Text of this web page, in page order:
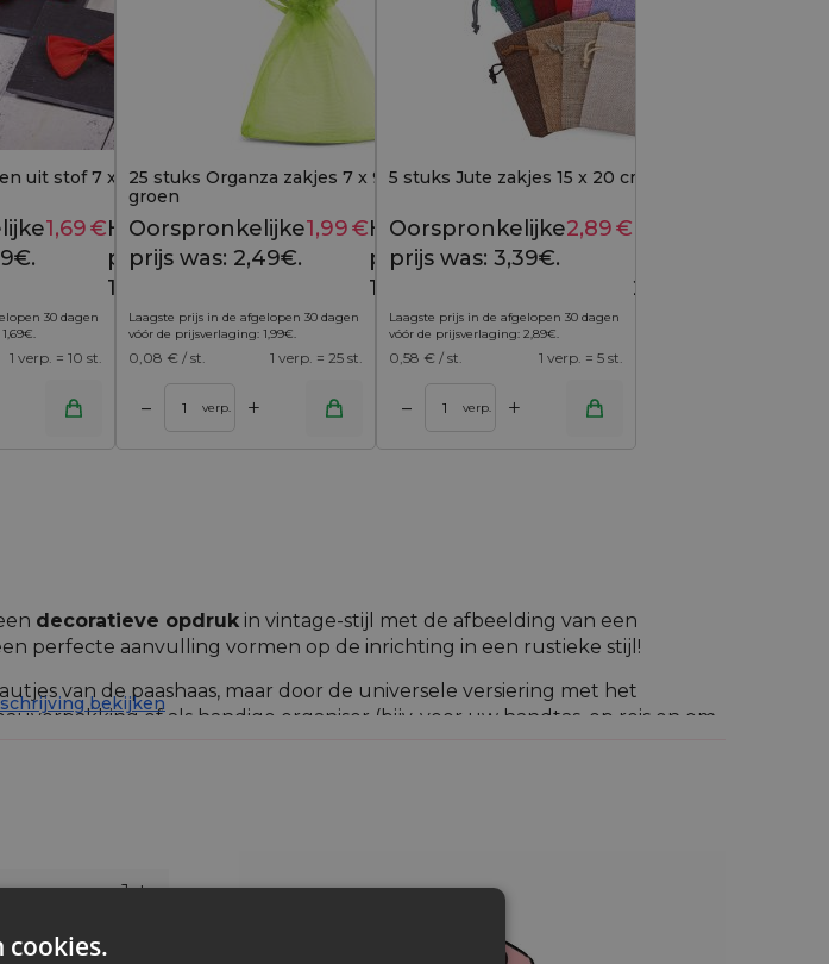
uit stof 7 x 3 cm - rood
2,19 €
1,69€Huidige
prijs is:
1,69€.
30 dagen
1,69€
1 verp. = 10 st.
25 stuks Organza zakjes 7 x 9 cm (SDB) -
groen
2,49 €
Oorspronkelijke
prijs was: 2,49€.
1,99€Huidige
prijs is:
1,99€.
Laagste prijs in de afgelopen 30 dagen
vóór de prijsverlaging: 1,99€
0,08 € / st. 1 verp. = 25 st.
– verp. +
5 stuks Jute zakjes 15 x 20 cm - kleurenmix
Oorspronkelijke
prijs was: 3,39€.
2,89€
2,89€.
Laagste prijs in de afgelopen 30 dagen
vóór de prijsverlaging: 2,89€
0,58 € / st. 1 verp. = 5 st.
– verp. +
winkelwagen
decoratieve opdruk in vintage-stijl met de afbeelding van een
perfecte aanvulling vormen op de inrichting in een rustieke stijl!
van de paashaas, maar door de universele versiering met het
of als handige organiser (bijv. voor uw handtas, op reis en om
bekijken
Jute
cookies.